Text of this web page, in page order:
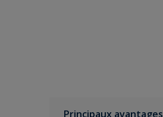
Principaux avantages